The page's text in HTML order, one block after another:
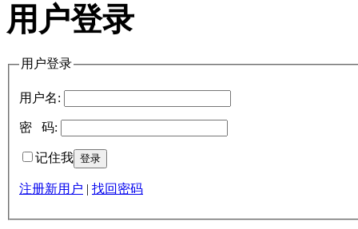
用户登录
用户登录
用户名:
密 码:
记住我
注册新用户 | 找回密码